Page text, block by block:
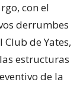
con el
derrumbes
de Yates,
estructuras
de la